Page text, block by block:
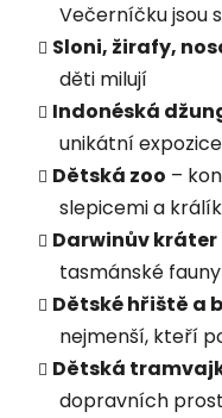
Večerníčku jsou
Sloni, žirafy,
děti milují
Indonéská
unikátní expozice
Dětská zoo –
slepicemi a
Darwinův kráter
tasmánské fauny
Dětské hřiště a
nejmenší, kteří
Dětská
dopravních